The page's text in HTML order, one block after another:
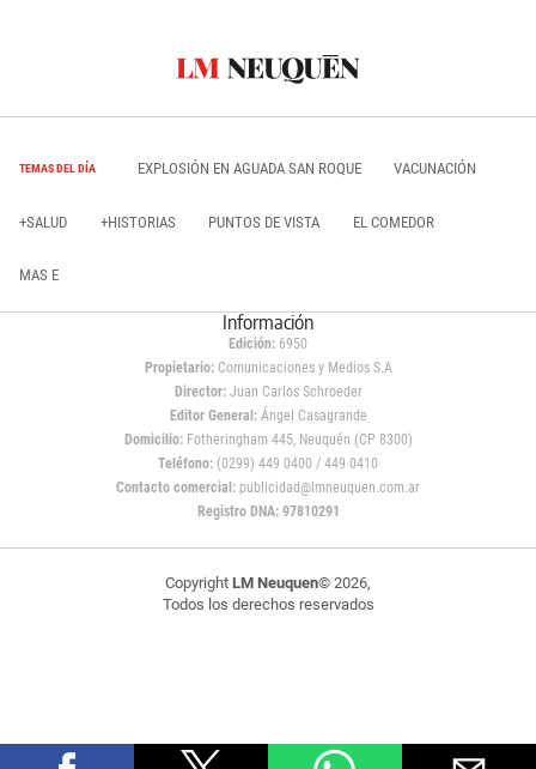
TEMAS DEL DÍA EXPLOSIÓN EN AGUADA SAN ROQUE VACUNACIÓN
+SALUD +HISTORIAS PUNTOS DE VISTA EL COMEDOR
MAS E
Información
Edición: 6950
Propietario:Comunicaciones y Medios S.A
Director: Juan Carlos Schroeder
Editor General:Ángel Casagrande
Domicilio:Fotheringham 445, Neuquén (CP 8300)
Teléfono: (0299) 449 0400 / 449 0410
Contacto comercial: publicidad@lmneuquen.com.ar
Registro DNA: 97810291
Copyright LM Neuquen© 2026,
Todos los derechos reservados